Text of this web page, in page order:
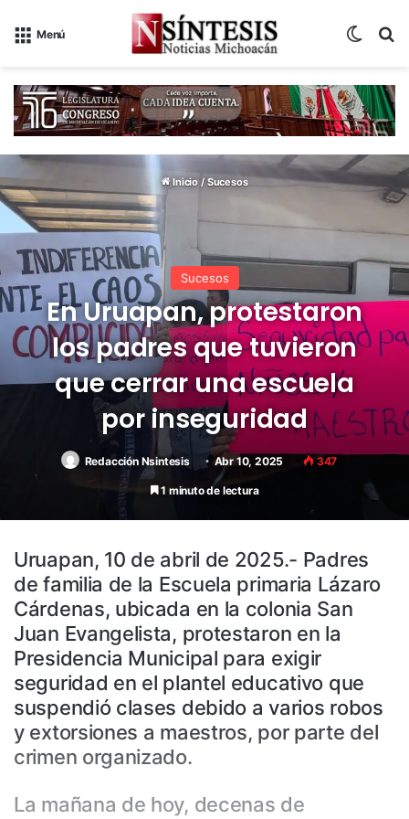
Menú
Inicio / Sucesos
Sucesos
En Uruapan, protestaron
los padres que tuvieron
que cerrar una escuela
por inseguridad
Redacción Nsintesis Abr 10, 2025 347
1 minuto de lectura
Uruapan, 10 de abril de 2025.- Padres
de familia de la Escuela primaria Lázaro
Cárdenas, ubicada en la colonia San
Juan Evangelista, protestaron en la
Presidencia Municipal para exigir
seguridad en el plantel educativo que
suspendió clases debido a varios robos
y extorsiones a maestros, por parte del
crimen organizado.
La mañana de hoy, decenas de